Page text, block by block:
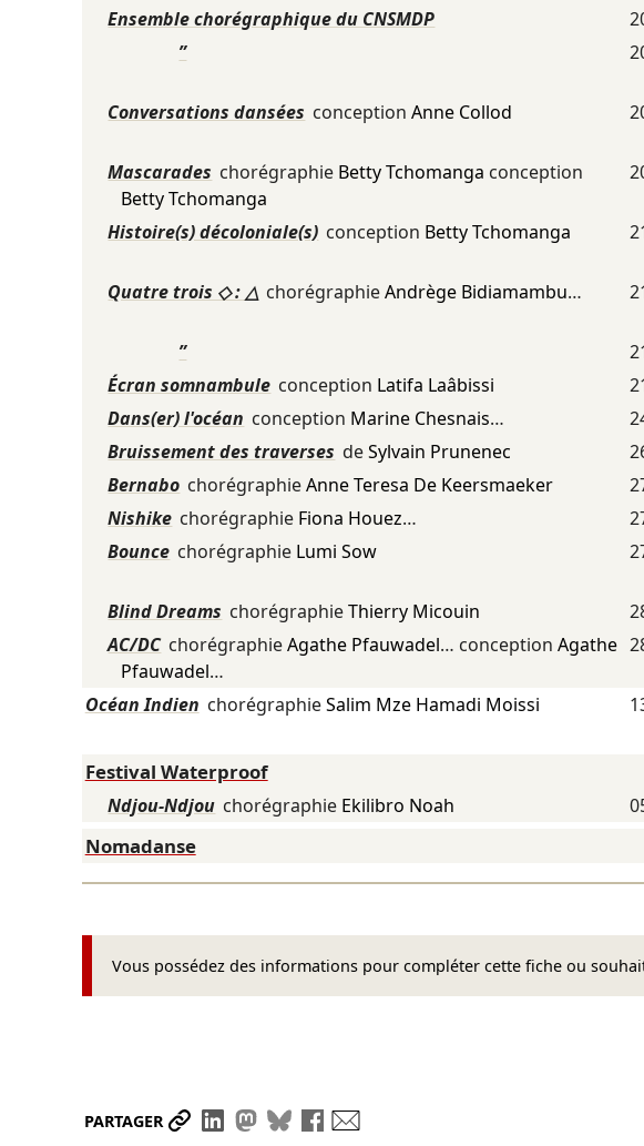
Ensemble chorégraphique du CNSMDP
”
Conversations dansées conceptionAnne Collod
Mascarades chorégraphie Betty Tchomanga conception
Betty Tchomanga
Histoire(s) décoloniale(s) conception Betty Tchomanga
Quatre trois ◇ : △ chorégraphieAndrège Bidiamambu…
”
Écran somnambule conception Latifa Laâbissi
Dans(er) l'océan conception Marine Chesnais…
Bruissement des traverses deSylvain Prunenec
Bernabo chorégraphieAnne Teresa De Keersmaeker
Nishike chorégraphie Fiona Houez…
Bounce chorégraphie Lumi Sow
Blind Dreams chorégraphieThierry Micouin
AC/DC chorégraphieAgathe Pfauwadel… conceptionAgathe
Pfauwadel…
Océan Indien chorégraphieSalim Mze Hamadi Moissi
Festival Waterproof
Ndjou-Ndjou chorégraphie Ekilibro Noah
Nomadanse
Vous possédez des informations pour compléter cette fiche ou
PARTAGER Partager le lien
Partager sur LinkedIn
Partager sur Mastodon
Partager sur Bluesky
Partager sur Facebook